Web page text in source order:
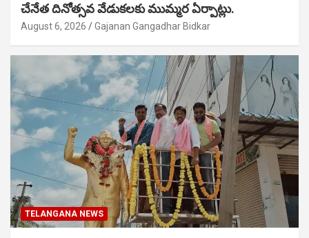
చేనేత దినోత్సవ వేడుకలకు ముమ్మర ఏర్పాట్లు.
August 6, 2026 Gajanan Gangadhar Bidkar
TELANGANA NEWS